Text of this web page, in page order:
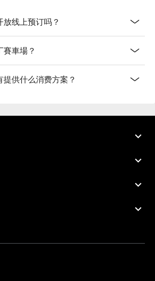
线上预订吗？
車場？
供什么消费方案？